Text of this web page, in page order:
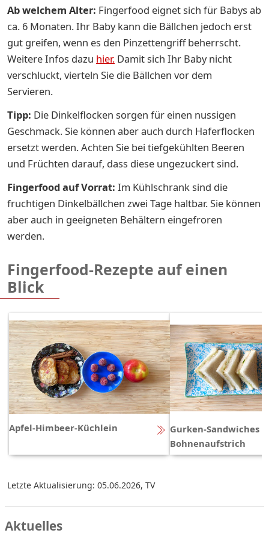
Ab welchem Alter: Fingerfood eignet sich für Babys ab
ca. 6 Monaten. Ihr Baby kann die Bällchen jedoch erst
gut greifen, wenn es den Pinzettengriff beherrscht.
Weitere Infos dazu hier. Damit sich Ihr Baby nicht
verschluckt, vierteln Sie die Bällchen vor dem
Servieren.
Tipp: Die Dinkelflocken sorgen für einen nussigen
Geschmack. Sie können aber auch durch Haferflocken
ersetzt werden. Achten Sie bei tiefgekühlten Beeren
und Früchten darauf, dass diese ungezuckert sind.
Fingerfood auf Vorrat: Im Kühlschrank sind die
fruchtigen Dinkelbällchen zwei Tage haltbar. Sie können
aber auch in geeigneten Behältern eingefroren
werden.
Fingerfood-Rezepte auf einen
Blick
Apfel-Himbeer-Küchlein
Gurken-Sandwiches
Bohnenaufstrich
Letzte Aktualisierung: 05.06.2026, TV
Aktuelles